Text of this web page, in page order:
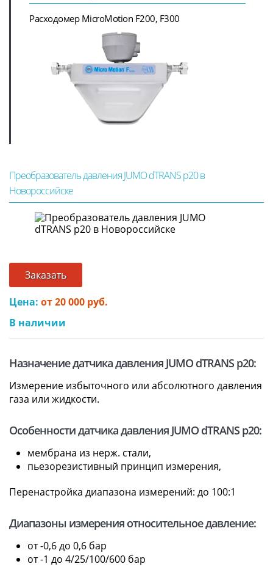
Расходомер MicroMotion F200, F300
Преобразователь давления JUMO dTRANS p20 в
Новороссийске
Заказать
Цена: от 20 000 руб.
В наличии
Назначение датчика давления JUMO dTRANS p20:
Измерение избыточного или абсолютного давления
газа или жидкости.
Особенности датчика давления JUMO dTRANS p20:
мембрана из нерж. стали,
пьезорезистивный принцип измерения,
Перенастройка диапазона измерений: до 100:1
Диапазоны измерения относительное давление:
от -0,6 до 0,6 бар
от -1 до 4/25/100/600 бар